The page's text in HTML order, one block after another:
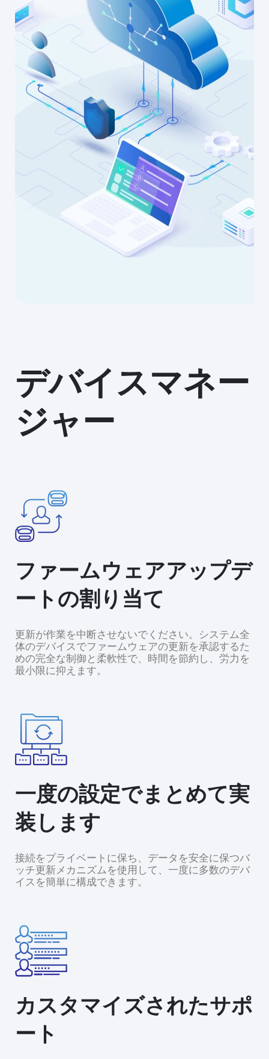
デバイスマネー
ジャー
ファームウェアアップデ
ートの割り当て
更新が作業を中断させないでください。システム全
体のデバイスでファームウェアの更新を承認するた
めの完全な制御と柔軟性で、時間を節約し、労力を
最小限に抑えます。
一度の設定でまとめて実
装します
接続をプライベートに保ち、データを安全に保つバ
ッチ更新メカニズムを使用して、一度に多数のデバ
イスを簡単に構成できます。
カスタマイズされたサポ
ート